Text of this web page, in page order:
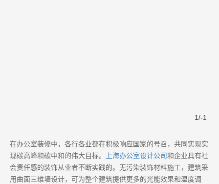
1/-1
在办公室装修中，各行各业都在积极响应国家的号召，共同实现实
现碳高峰和碳中和的伟大目标。
上海办公室设计公司和企业具有社
会责任感的装饰从业者不断实践的。无污染装饰材料施工，建筑采
用曲面三维墙设计，可为整个建筑提供更多的光能效果和温度调